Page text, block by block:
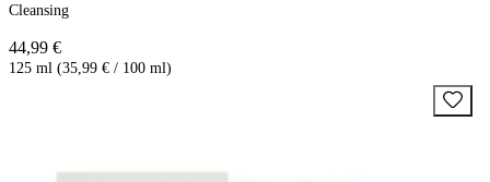
Cleansing
44,99 €
125 ml (35,99 € / 100 ml)